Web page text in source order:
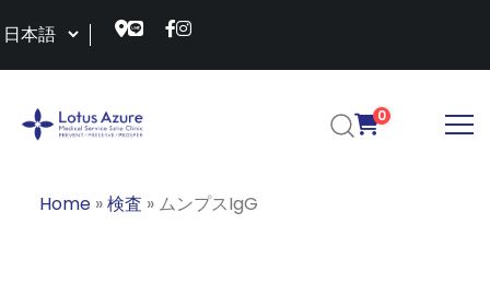
0
Home »検査 » ムンプスIgG